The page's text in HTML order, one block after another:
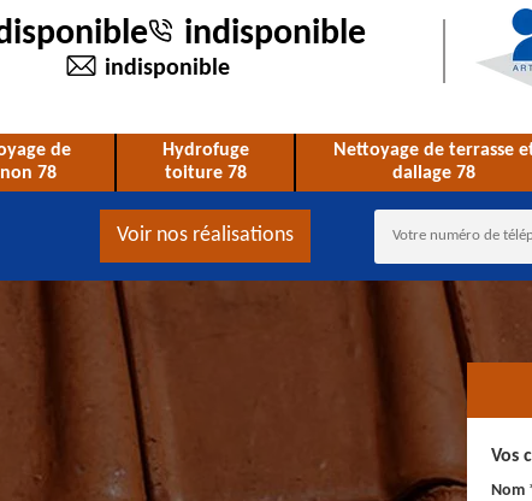
indisponible
indisponible
de
78
Hydrofuge
toiture 78
Nettoyage de terrasse
dallage 78
Voir nos réalisations
Vos
Nom